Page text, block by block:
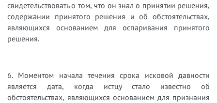
свидетельствовать о том, что он знал о принятии решения,
содержании принятого решения и об обстоятельствах,
являющихся основанием для оспаривания принятого
решения.
6. Моментом начала течения срока исковой давности
является дата, когда истцу стало известно об
обстоятельствах, являющихся основанием для признания